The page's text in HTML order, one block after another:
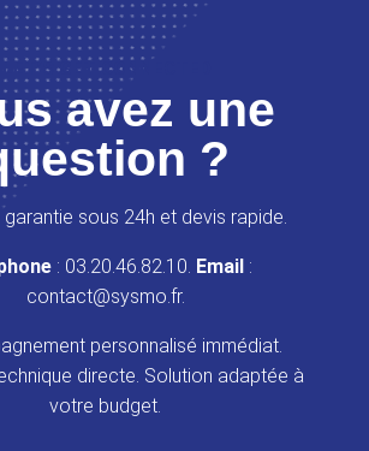
LET’S GET CONNECTED
avez une
?
garantie sous 24h et devis rapide.
: 03.20.46.82.10. Email :
contact@sysmo.fr.
personnalisé immédiat.
directe. Solution adaptée à
votre budget.